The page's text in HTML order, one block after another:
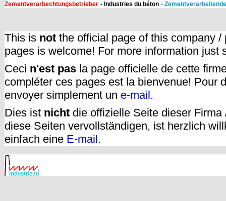
Zementverarbechtungsbetrieber - Industries du béton -
This is not the official page of this company
pages is welcome! For more information just
Ceci n'est pas la page officielle de cette
compléter ces pages est la bienvenue! Pour
envoyer simplement un e-mail.
Dies ist nicht die offizielle Seite dieser
diese Seiten vervollständigen, ist herzlich
einfach eine E-mail .